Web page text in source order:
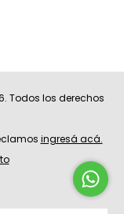
Todos los derechos
ingresá acá.